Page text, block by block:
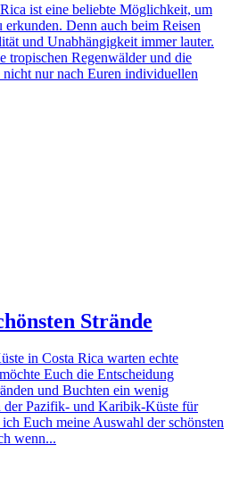
ist eine beliebte Möglichkeit, um
erkunden. Denn auch beim Reisen
und Unabhängigkeit immer lauter.
tropischen Regenwälder und die
nicht nur nach Euren individuellen
Strände
in Costa Rica warten echte
Euch die Entscheidung
und Buchten ein wenig
der Pazifik- und Karibik-Küste für
Euch meine Auswahl der schönsten
wenn...